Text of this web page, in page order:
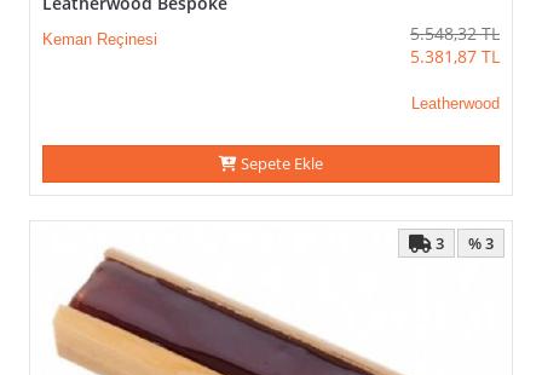
Keman Reçinesi 5.548,32 TL
5.381,87 TL
Leatherwood
Sepete Ekle
% 3
3